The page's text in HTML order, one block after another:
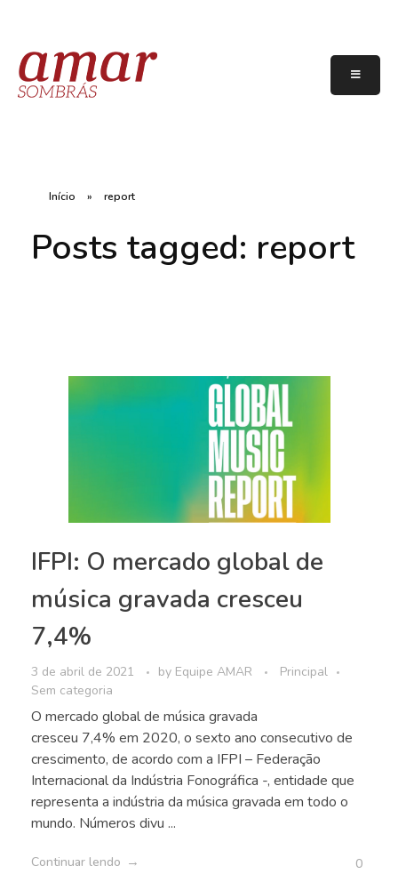
Início » report
Posts tagged: report
IFPI: O mercado global de
música gravada cresceu
7,4%
3 de abril de 2021 by Equipe AMAR
Principal
Sem categoria
O mercado global de música gravada
cresceu 7,4% em 2020, o sexto ano consecutivo de
crescimento, de acordo com a IFPI – Federação
Internacional da Indústria Fonográfica -, entidade que
representa a indústria da música gravada em todo o
mundo. Números divu ...
Continuar lendo 0